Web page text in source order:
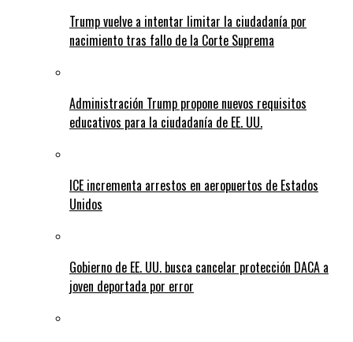
Trump vuelve a intentar limitar la ciudadanía por
nacimiento tras fallo de la Corte Suprema
Administración Trump propone nuevos requisitos
educativos para la ciudadanía de EE. UU.
ICE incrementa arrestos en aeropuertos de Estados
Unidos
Gobierno de EE. UU. busca cancelar protección DACA a
joven deportada por error